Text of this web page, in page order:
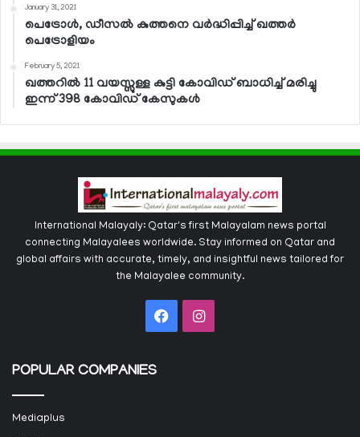
January 31, 2021
പെട്രോള്‍, ഡീസല്‍ കുത്തനെ വര്‍ദ്ധിപ്പിച്ച് ഖത്തര്‍
പെട്രോളിയം
February 5, 2021
ഖത്തറില്‍ 11 വയസ്സുള്ള കുട്ടി കോവിഡ് ബാധിച്ച് മരിച്ചു
ഇന്ന് 398 കോവിഡ് കേസുകള്‍
International Malayaly: Qatar's first Malayalam news portal
connecting Malayalees worldwide. Stay informed on Qatar and
global affairs with accurate, timely, and insightful news tailored for
the Malayalee community.
FacebookInstagram
POPULAR COMPANIES
Mediaplus